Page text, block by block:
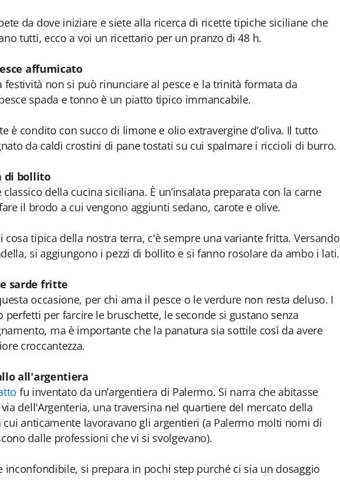
da dove iniziare e siete alla ricerca di ricette tipiche siciliane che
tutti, ecco a voi un ricettario per un pranzo di 48 h.
affumicato
festività non si può rinunciare al pesce e la trinità formata da
spada e tonno è un piatto tipico immancabile.
è condito con succo di limone e olio extravergine d’oliva. Il tutto
da caldi crostini di pane tostati su cui spalmare i riccioli di burro.
di bollito
classico della cucina siciliana. È un’insalata preparata con la carne
il brodo a cui vengono aggiunti sedano, carote e olive.
cosa tipica della nostra terra, c'è sempre una variante fritta. Versando
si aggiungono i pezzi di bollito e si fanno rosolare da ambo i lati.
sarde fritte
occasione, per chi ama il pesce o le verdure non resta deluso. I
perfetti per farcire le bruschette, le seconde si gustano senza
ma è importante che la panatura sia sottile così da avere
croccantezza.
all'argentiera
fu inventato da un’argentiera di Palermo. Si narra che abitasse
dell'Argenteria, una traversina nel quartiere del mercato della
cui anticamente lavoravano gli argentieri (a Palermo molti nomi di
dalle professioni che vi si svolgevano).
inconfondibile, si prepara in pochi step purché ci sia un dosaggio